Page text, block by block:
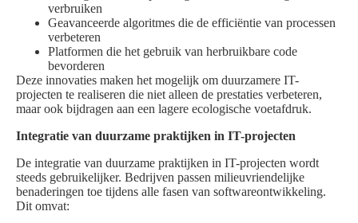
verbruiken
Geavanceerde algoritmes die de efficiëntie van processen
verbeteren
Platformen die het gebruik van herbruikbare code
bevorderen
Deze innovaties maken het mogelijk om duurzamere IT-
projecten te realiseren die niet alleen de prestaties verbeteren,
maar ook bijdragen aan een lagere ecologische voetafdruk.
Integratie van duurzame praktijken in IT-projecten
De integratie van duurzame praktijken in IT-projecten wordt
steeds gebruikelijker. Bedrijven passen milieuvriendelijke
benaderingen toe tijdens alle fasen van softwareontwikkeling.
Dit omvat: